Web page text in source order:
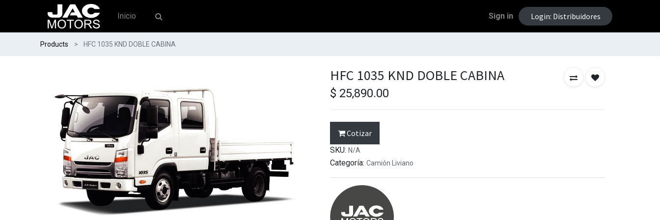
Inicio Sign in Login: Distribuidores
Products HFC 1035 KND DOBLE CABINA
HFC 1035 KND DOBLE CABINA
$ 25,890.00
Cotizar
SKU: N/A
Categoría: Camión Liviano